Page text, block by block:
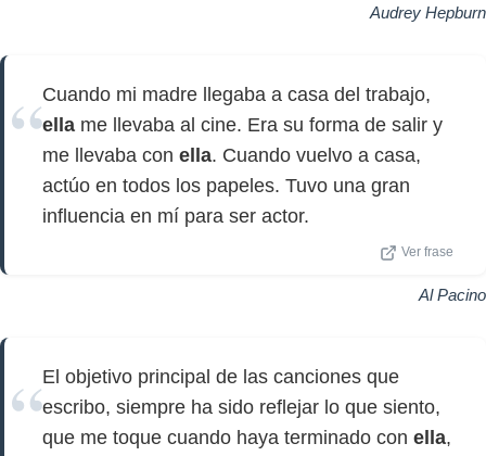
Audrey Hepburn
Cuando mi madre llegaba a casa del trabajo,
ella me llevaba al cine. Era su forma de salir y
me llevaba con ella. Cuando vuelvo a casa,
actúo en todos los papeles. Tuvo una gran
influencia en mí para ser actor.
Ver frase
Al Pacino
El objetivo principal de las canciones que
escribo, siempre ha sido reflejar lo que siento,
que me toque cuando haya terminado con ella,